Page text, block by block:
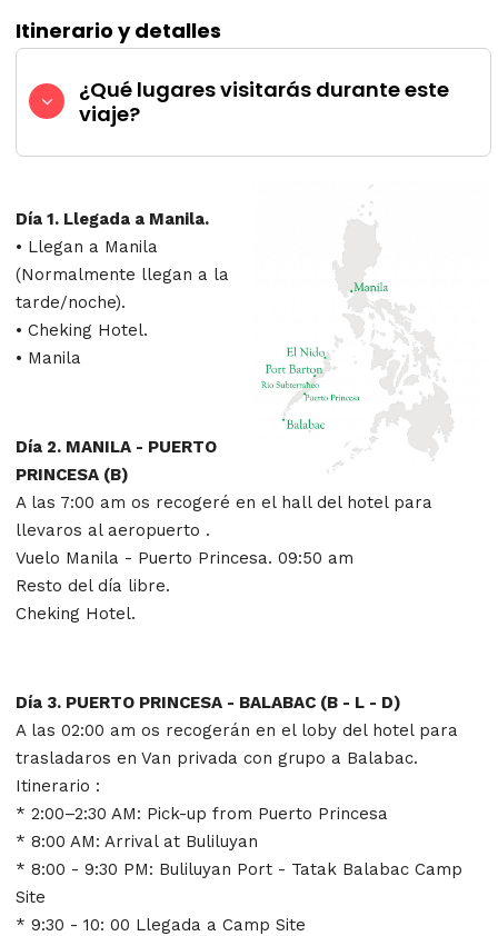
Itinerario y detalles
¿Qué lugares visitarás durante este
viaje?
Día 1. Llegada a Manila.
• Llegan a Manila
(Normalmente llegan a la
tarde/noche).
• Cheking Hotel.
• Manila
Día 2. MANILA - PUERTO
PRINCESA (B)
A las 7:00 am os recogeré en el hall del hotel para
llevaros al aeropuerto .
Vuelo Manila - Puerto Princesa. 09:50 am
Resto del día libre.
Cheking Hotel.
Día 3. PUERTO PRINCESA - BALABAC (B - L - D)
A las 02:00 am os recogerán en el loby del hotel para
trasladaros en Van privada con grupo a Balabac.
Itinerario :
* 2:00–2:30 AM: Pick-up from Puerto Princesa
* 8:00 AM: Arrival at Buliluyan
* 8:00 - 9:30 PM: Buliluyan Port - Tatak Balabac Camp
Site
* 9:30 - 10: 00 Llegada a Camp Site